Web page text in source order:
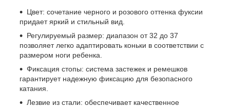
Цвет: сочетание черного и розового оттенка фуксии
придает яркий и стильный вид.
Регулируемый размер: диапазон от 32 до 37
позволяет легко адаптировать коньки в соответствии с
размером ноги ребенка.
Фиксация стопы: система застежек и ремешков
гарантирует надежную фиксацию для безопасного
катания.
Лезвие из стали: обеспечивает качественное